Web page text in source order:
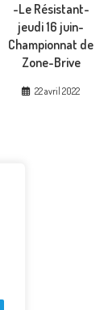
-Le Résistant-
jeudi 16 juin-
Championnat de
Zone-Brive
22 avril 2022